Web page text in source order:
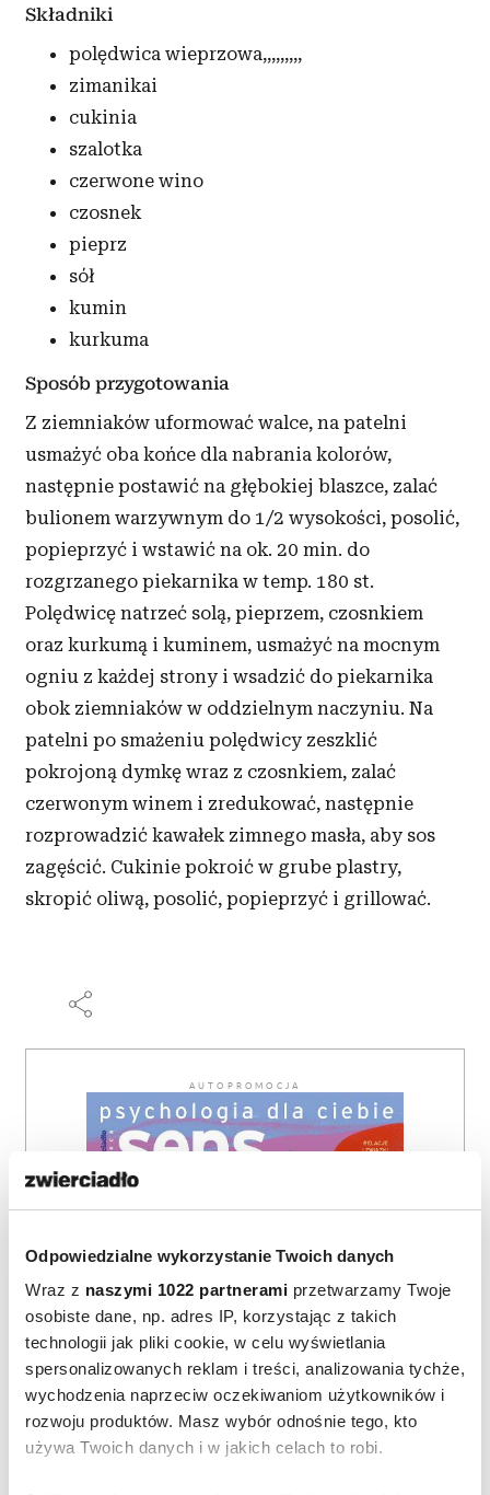
Odpowiedzialne wykorzystanie Twoich danych
Wraz z naszymi 1022 partnerami przetwarzamy Twoje
osobiste dane, np. adres IP, korzystając z takich
technologii jak pliki cookie, w celu wyświetlania
spersonalizowanych reklam i treści, analizowania tychże,
wychodzenia naprzeciw oczekiwaniom użytkowników i
rozwoju produktów. Masz wybór odnośnie tego, kto
używa Twoich danych i w jakich celach to robi.
Składniki
polędwica wieprzowa,,,,,,,,,
zimanikai
cukinia
szalotka
czerwone wino
czosnek
pieprz
sół
kumin
kurkuma
Sposób przygotowania
Z ziemniaków uformować walce, na patelni
usmażyć oba końce dla nabrania kolorów,
następnie postawić na głębokiej blaszce, zalać
bulionem warzywnym do 1/2 wysokości, posolić,
popieprzyć i wstawić na ok. 20 min. do
rozgrzanego piekarnika w temp. 180 st.
Polędwicę natrzeć solą, pieprzem, czosnkiem
oraz kurkumą i kuminem, usmażyć na mocnym
ogniu z każdej strony i wsadzić do piekarnika
obok ziemniaków w oddzielnym naczyniu. Na
patelni po smażeniu polędwicy zeszklić
pokrojoną dymkę wraz z czosnkiem, zalać
czerwonym winem i zredukować, następnie
rozprowadzić kawałek zimnego masła, aby sos
zagęścić. Cukinie pokroić w grube plastry,
skropić oliwą, posolić, popieprzyć i grillować.
AUTOPROMOCJA